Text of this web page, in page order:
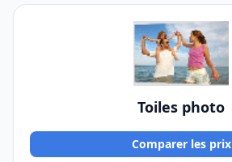
Toiles photo
Comparer les prix